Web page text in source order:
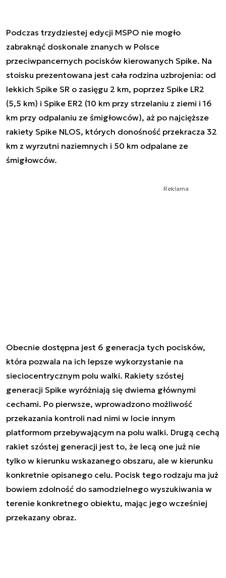
Podczas trzydziestej edycji MSPO nie mogło
zabraknąć doskonale znanych w Polsce
przeciwpancernych pocisków kierowanych Spike. Na
stoisku prezentowana jest cała rodzina uzbrojenia: od
lekkich Spike SR o zasięgu 2 km, poprzez Spike LR2
(5,5 km) i Spike ER2 (10 km przy strzelaniu z ziemi i 16
km przy odpalaniu ze śmigłowców), aż po najcięższe
rakiety Spike NLOS, których donośność przekracza 32
km z wyrzutni naziemnych i 50 km odpalane ze
śmigłowców.
Reklama
Obecnie dostępna jest 6 generacja tych pocisków,
która pozwala na ich lepsze wykorzystanie na
sieciocentrycznym polu walki. Rakiety szóstej
generacji Spike wyróżniają się dwiema głównymi
cechami. Po pierwsze, wprowadzono możliwość
przekazania kontroli nad nimi w locie innym
platformom przebywającym na polu walki. Drugą cechą
rakiet szóstej generacji jest to, że lecą one już nie
tylko w kierunku wskazanego obszaru, ale w kierunku
konkretnie opisanego celu. Pocisk tego rodzaju ma już
bowiem zdolność do samodzielnego wyszukiwania w
terenie konkretnego obiektu, mając jego wcześniej
przekazany obraz.